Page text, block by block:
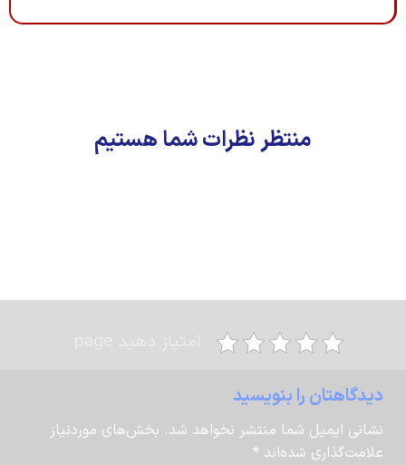
منتظر نظرات شما هستیم
دیدگاهتان را بنویسید
نشانی ایمیل شما منتشر نخواهد شد. بخش‌های موردنیاز
علامت‌گذاری شده‌اند *